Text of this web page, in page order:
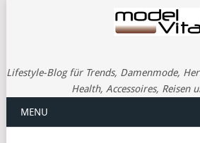
Lifestyle-Blog für Trends, Damenmode,
Health, Accessoires, Reisen
MENU